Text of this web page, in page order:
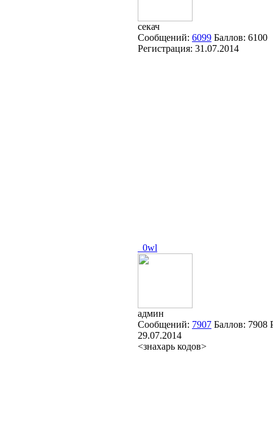
секач
Сообщений: 6099 Баллов: 6100
Регистрация: 31.07.2014
_0wl
админ
Сообщений: 7907 Баллов: 7908
29.07.2014
<знахарь кодов>